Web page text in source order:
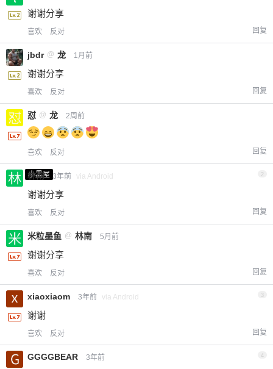
谢谢分享
喜欢 反对 回复
jbdr @ 龙 1月前
谢谢分享
喜欢 反对 回复
怼 @ 龙 2周前
喜欢 反对 回复
小黑屋
林南 3年前 via Android 2
谢谢分享
喜欢 反对 回复
米粒墨鱼 @ 林南 5月前
谢谢分享
喜欢 反对 回复
xiaoxiaom 3年前 via Android 3
谢谢
喜欢 反对 回复
GGGGBEAR 3年前 4